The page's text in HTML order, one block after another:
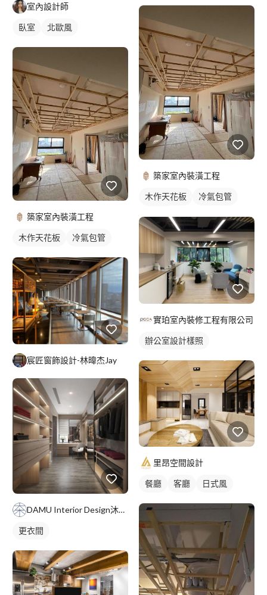
室內設計師
臥室 北歐風
築家室內裝潢工程
木作天花板 冷氣包管
宸匠窗飾設計-林暐杰Jay
DAMU Interior Design沐空間設計
更衣間
築家室內裝潢工程
木作天花板
冷氣包管
實珀室內裝修工程有限公司
辦公室設計樣照
里昂空間設計
餐廳 客廳 日式風